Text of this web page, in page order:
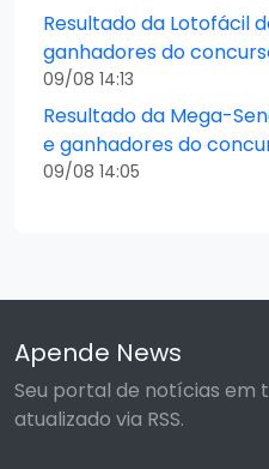
Resultado da Lotofácil
ganhadores do
09/08 14:13
Resultado da Mega-
e ganhadores do
09/08 14:05
Apende News
Seu portal de notícias em
atualizado via RSS.